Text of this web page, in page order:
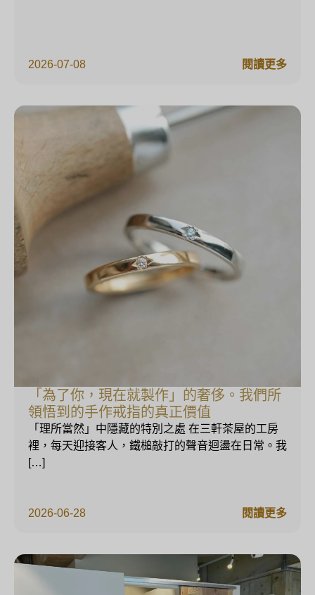
2026-07-08 閱讀更多
「為了你，現在就製作」的奢侈。我們所
領悟到的手作戒指的真正價值
2026-06-28
「理所當然」中隱藏的特別之處 在三軒茶屋的工房
裡，每天迎接客人，鐵槌敲打的聲音迴盪在日常。我
[…]
閱讀更多